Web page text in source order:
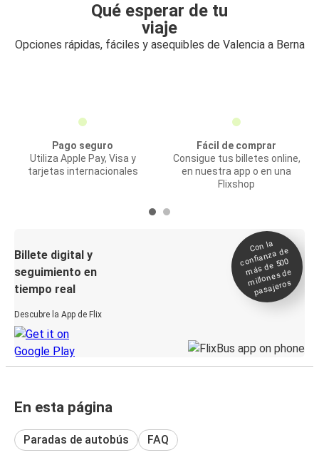
Qué esperar de tu
viaje
Opciones rápidas, fáciles y asequibles de Valencia a Berna
Pago seguro
Utiliza Apple Pay, Visa y
tarjetas internacionales
Fácil de comprar
Consigue tus billetes online,
en nuestra app o en una
Flixshop
Billete digital y
seguimiento en
tiempo real
Descubre la App de Flix
Con la
confianza de
más de 500
millones de
pasajeros
En esta página
Paradas de autobús FAQ